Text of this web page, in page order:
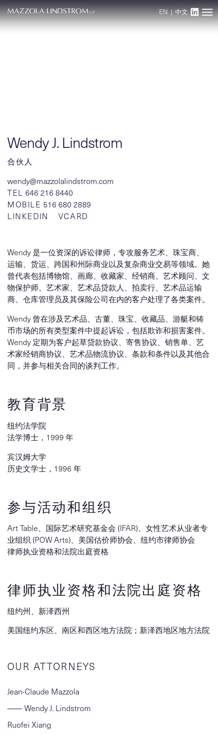
EN|中文
Main Navigation
Wendy J. Lindstrom
合伙人
wendy@mazzolalindstrom.com
TEL 646 216 8440
MOBILE 516 680 2889
LINKEDIN
VCARD
Wendy 是一位资深的诉讼律师，专攻服务艺术、珠宝商、
运输、货运、跨国和州际商业以及复杂商业交易等领域。她
曾代表包括博物馆、画廊、收藏家、经销商、艺术顾问、文
物保护师、艺术家、艺术品贷款人、拍卖行、艺术品运输
商、仓库管理员及其保险公司在内的客户处理了各类案件。
Wendy 曾在涉及艺术品、古董、珠宝、收藏品、游艇和铸
币市场的所有类型案件中提起诉讼，包括欺诈和损害案件。
Wendy 定期为客户起草贷款协议、寄售协议、销售单、艺
术家经销商协议、艺术品物流协议、条款和条件以及其他合
同，并参与相关合同的谈判工作。
教育背景
纽约法学院
法学博士，1999 年
宾汉姆大学
历史文学士，1996 年
参与活动和组织
Art Table、国际艺术研究基金会 (IFAR)、女性艺术从业者专
业组织 (POW Arts)、美国估价师协会、纽约市律师协会
律师执业资格和法院出庭资格
律师执业资格和法院出庭资格
纽约州、新泽西州
美国纽约东区、南区和西区地方法院；新泽西地区地方法院
OUR ATTORNEYS
Jean-Claude Mazzola
Wendy J. Lindstrom
Ruofei Xiang